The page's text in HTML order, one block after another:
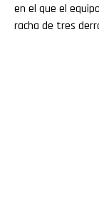
en el que el
racha de tres